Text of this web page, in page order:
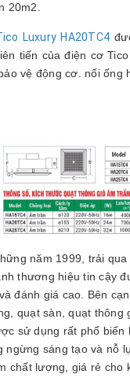
20m2.
Luxury HA20TC4
tiến của điện cơ
vệ động cơ. nối ống
năm 1999, trải
thương hiệu tin cậy
đánh giá cao. Bên
quạt sàn, quạt thông
sử dụng rất phổ biến
ngừng sáng tạo và nỗ
chất lượng, giá rẻ cho